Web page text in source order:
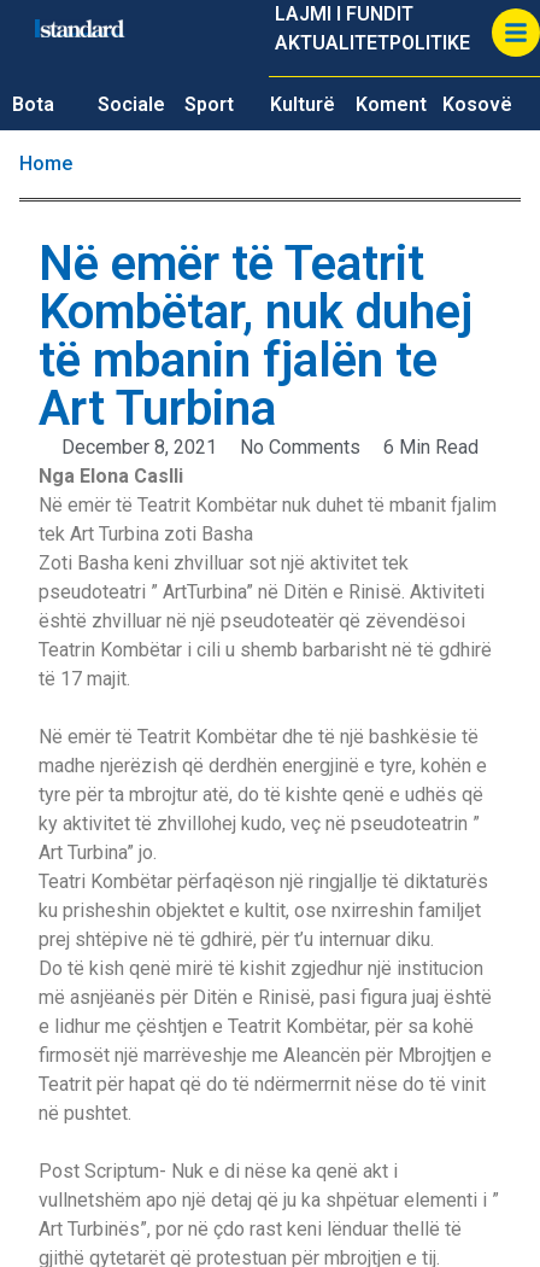
LAJMI I FUNDIT
AKTUALITETPOLITIKE
Bota Sociale Sport Kulturë Koment Kosovë
Home
Në emër të Teatrit
Kombëtar, nuk duhej
të mbanin fjalën te
Art Turbina
December 8, 2021 No Comments
6 Min Read
Nga Elona Caslli
Në emër të Teatrit Kombëtar nuk duhet të mbanit fjalim
tek Art Turbina zoti Basha
Zoti Basha keni zhvilluar sot një aktivitet tek
pseudoteatri ” ArtTurbina” në Ditën e Rinisë. Aktiviteti
është zhvilluar në një pseudoteatër që zëvendësoi
Teatrin Kombëtar i cili u shemb barbarisht në të gdhirë
të 17 majit.
Në emër të Teatrit Kombëtar dhe të një bashkësie të
madhe njerëzish që derdhën energjinë e tyre, kohën e
tyre për ta mbrojtur atë, do të kishte qenë e udhës që
ky aktivitet të zhvillohej kudo, veç në pseudoteatrin ”
Art Turbina” jo.
Teatri Kombëtar përfaqëson një ringjallje të diktaturës
ku prisheshin objektet e kultit, ose nxirreshin familjet
prej shtëpive në të gdhirë, për t’u internuar diku.
Do të kish qenë mirë të kishit zgjedhur një institucion
më asnjëanës për Ditën e Rinisë, pasi figura juaj është
e lidhur me çështjen e Teatrit Kombëtar, për sa kohë
firmosët një marrëveshje me Aleancën për Mbrojtjen e
Teatrit për hapat që do të ndërmerrnit nëse do të vinit
në pushtet.
Post Scriptum- Nuk e di nëse ka qenë akt i
vullnetshëm apo një detaj që ju ka shpëtuar elementi i ”
Art Turbinës”, por në çdo rast keni lënduar thellë të
gjithë qytetarët që protestuan për mbrojtjen e tij.